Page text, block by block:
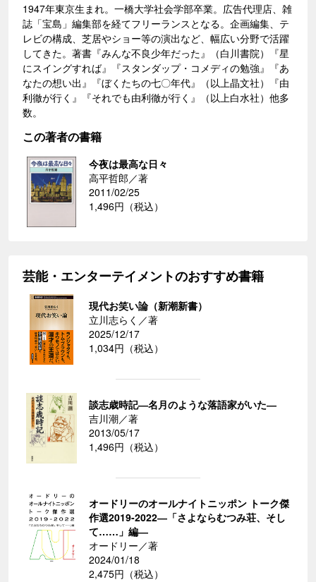
1947年東京生まれ。一橋大学社会学部卒業。広告代理店、雑
誌「宝島」編集部を経てフリーランスとなる。企画編集、テ
レビの構成、芝居やショー等の演出など、幅広い分野で活躍
してきた。著書『みんな不良少年だった』（白川書院）『星
にスイングすれば』『スタンダップ・コメディの勉強』『あ
なたの想い出』『ぼくたちの七〇年代』（以上晶文社）『由
利徹が行く』『それでも由利徹が行く』（以上白水社）他多
数。
この著者の書籍
今夜は最高な日々
高平哲郎／著
2011/02/25
1,496円（税込）
芸能・エンターテイメントのおすすめ書籍
現代お笑い論（新潮新書）
立川志らく／著
2025/12/17
1,034円（税込）
談志歳時記―名月のような落語家がいた―
吉川潮／著
2013/05/17
1,496円（税込）
オードリーのオールナイトニッポン トーク傑
作選2019-2022―「さよならむつみ荘、そし
て……」編―
オードリー／著
2024/01/18
2,475円（税込）